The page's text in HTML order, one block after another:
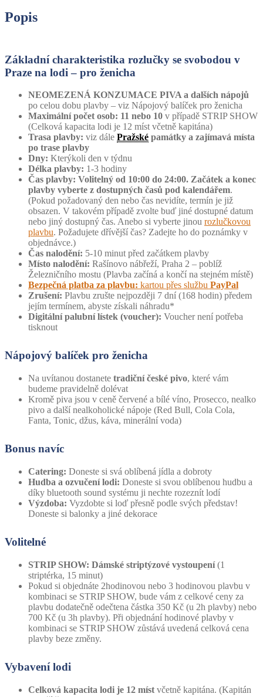
Popis
Základní charakteristika rozlučky se svobodou v
Praze na lodi – pro ženicha
NEOMEZENÁ KONZUMACE PIVA a dalších nápojů
po celou dobu plavby – viz Nápojový balíček pro ženicha
Maximální počet osob: 11 nebo 10 v případě STRIP SHOW
(Celková kapacita lodi je 12 míst včetně kapitána)
Trasa plavby: viz dále Pražské památky a zajímavá místa
po trase plavby
Dny: Kterýkoli den v týdnu
Délka plavby: 1-3 hodiny
Čas plavby: Volitelný od 10:00 do 24:00. Začátek a konec
plavby vyberte z dostupných časů pod kalendářem.
(Pokud požadovaný den nebo čas nevidíte, termín je již
obsazen. V takovém případě zvolte buď jiné dostupné datum
nebo jiný dostupný čas. Anebo si vyberte jinou rozlučkovou
plavbu. Požadujete dřívější čas? Zadejte ho do poznámky v
objednávce.)
Čas nalodění: 5-10 minut před začátkem plavby
Místo nalodění: Rašínovo nábřeží, Praha 2 – poblíž
Železničního mostu (Plavba začíná a končí na stejném místě)
Bezpečná platba za plavbu: kartou přes službu PayPal
Zrušení: Plavbu zrušte nejpozději 7 dní (168 hodin) předem
jejím termínem, abyste získali náhradu*
Digitální palubní lístek (voucher): Voucher není potřeba
tisknout
Nápojový balíček pro ženicha
Na uvítanou dostanete tradiční české pivo, které vám
budeme pravidelně dolévat
Kromě piva jsou v ceně červené a bílé víno, Prosecco, nealko
pivo a další nealkoholické nápoje (Red Bull, Cola Cola,
Fanta, Tonic, džus, káva, minerální voda)
Bonus navíc
Catering: Doneste si svá oblíbená jídla a dobroty
Hudba a ozvučení lodi: Doneste si svou oblíbenou hudbu a
díky bluetooth sound systému ji nechte rozeznít lodí
Výzdoba: Vyzdobte si loď přesně podle svých představ!
Doneste si balonky a jiné dekorace
Volitelné
STRIP SHOW: Dámské striptýzové vystoupení(1
striptérka, 15 minut)
Pokud si objednáte 2hodinovou nebo 3 hodinovou plavbu v
kombinaci se STRIP SHOW, bude vám z celkové ceny za
plavbu dodatečně odečtena částka 350 Kč (u 2h plavby) nebo
700 Kč (u 3h plavby). Při objednání hodinové plavby v
kombinaci se STRIP SHOW zůstává uvedená celková cena
plavby beze změny.
Vybavení lodi
Celková kapacita lodi je 12 míst včetně kapitána. (Kapitán